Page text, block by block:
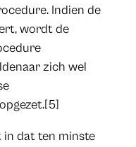
Indien de
wordt de
zich wel
dat ten minste